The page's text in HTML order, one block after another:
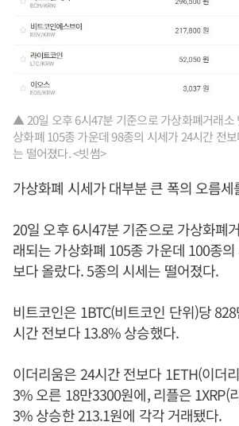
▲ 20일 오후 6시47분 기준으로 가상화폐거래소
상화폐 105종 가운데 98종의 시세가 24시간 전
는 떨어졌다. <빗썸>
가상화폐 시세가 대부분 큰 폭의 오름
20일 오후 6시47분 기준으로 가상화폐
래되는 가상화폐 105종 가운데 100종
보다 올랐다. 5종의 시세는 떨어졌다.
비트코인은 1BTC(비트코인 단위)당
시간 전보다 13.8% 상승했다.
이더리움은 24시간 전보다 1ETH(이더
3% 오른 18만3300원에, 리플은 1XRP(
3% 상승한 213.1원에 각각 거래됐다.